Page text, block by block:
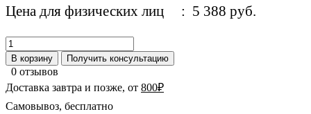
Цена для физических лиц : 5 388 руб.
В корзину Получить консультацию
0 отзывов
Доставка завтра и позже, от 800₽
Самовывоз, бесплатно